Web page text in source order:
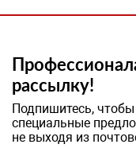
рассылку!
Подпишитесь,
специальные
не выходя из